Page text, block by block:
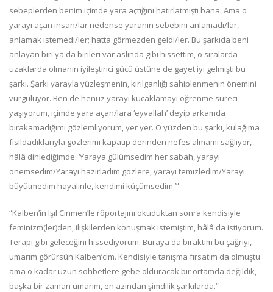
sebeplerden benim içimde yara açtığını hatırlatmıştı bana. Ama o
yarayı açan insan/lar nedense yaranın sebebini anlamadı/lar,
anlamak istemedi/ler; hatta görmezden geldi/ler. Bu şarkıda beni
anlayan biri ya da birileri var aslında gibi hissettim, o sıralarda
uzaklarda olmanın iyileştirici gücü üstüne de gayet iyi gelmişti bu
şarkı. Şarkı yarayla yüzleşmenin, kırılganlığı sahiplenmenin önemini
vurguluyor. Ben de henüz yarayı kucaklamayı öğrenme süreci
yaşıyorum, içimde yara açan/lara ‘eyvallah’ deyip arkamda
bırakamadığımı gözlemliyorum, yer yer. O yüzden bu şarkı, kulağıma
fısıldadıklarıyla gözlerimi kapatıp derinden nefes almamı sağlıyor,
hâlâ dinlediğimde: ‘Yaraya gülümsedim her sabah, yarayı
önemsedim/Yarayı hazırladım gözlere, yarayı temizledim/Yarayı
büyütmedim hayalinle, kendimi küçümsedim.’”
“Kalben’in Işıl Cinmen’le röportajını okuduktan sonra kendisiyle
feminizm(ler)den, ilişkilerden konuşmak istemiştim, hâlâ da istiyorum.
Terapi gibi geleceğini hissediyorum. Buraya da bıraktım bu çağrıyı,
umarım görürsün Kalben’cim. Kendisiyle tanışma fırsatım da olmuştu
ama o kadar uzun sohbetlere gebe olduracak bir ortamda değildik,
başka bir zaman umarım, en azından şimdilik şarkılarda.”